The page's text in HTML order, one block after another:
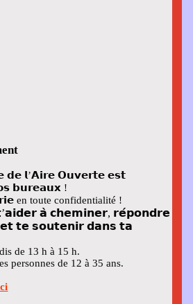
𝗹’𝗔𝗶𝗿𝗲 𝗢𝘂𝘃𝗲𝗿𝘁𝗲 𝗲𝘀𝘁
𝗯𝘂𝗿𝗲𝗮𝘂𝘅 !
en toute confidentialité !
𝗮̀ 𝗰𝗵𝗲𝗺𝗶𝗻𝗲𝗿, 𝗿𝗲́𝗽𝗼𝗻𝗱𝗿𝗲
𝘁𝗲 𝘀𝗼𝘂𝘁𝗲𝗻𝗶𝗿 𝗱𝗮𝗻𝘀 𝘁𝗮
de 13 h à 15 h.
personnes de 12 à 35 ans.